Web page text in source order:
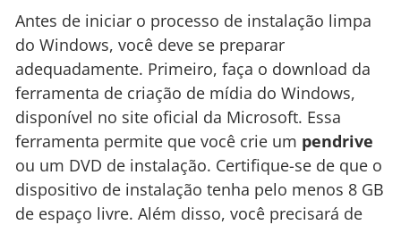
Antes de iniciar o processo de instalação limpa
do Windows, você deve se preparar
adequadamente. Primeiro, faça o download da
ferramenta de criação de mídia do Windows,
disponível no site oficial da Microsoft. Essa
ferramenta permite que você crie um pendrive
ou um DVD de instalação. Certifique-se de que o
dispositivo de instalação tenha pelo menos 8 GB
de espaço livre. Além disso, você precisará de